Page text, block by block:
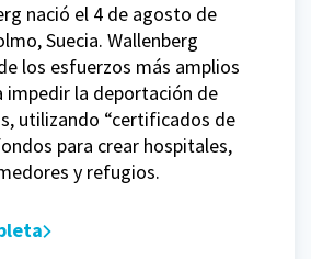
nació el 4 de agosto de
Suecia. Wallenberg
los esfuerzos más amplios
impedir la deportación de
utilizando “certificados de
para crear hospitales,
y refugios.